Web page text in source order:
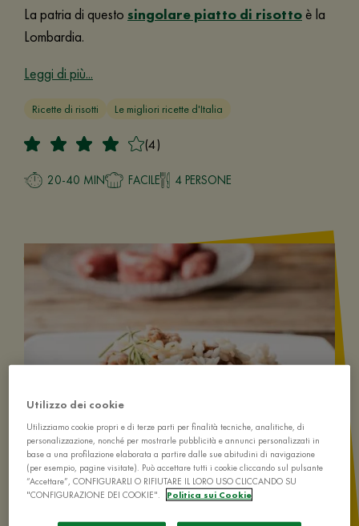
La patria di questo singolare piatto di risottoè la
Lombardia.
Leggi di più...
Ricette di risotti Le migliori ricette d'Italia
(4)
20-40 MIN FACILE 4 PERSONE
Utilizzo dei cookie
Utilizziamo cookie propri e di terze parti per finalità tecniche, analitiche, di
personalizzazione, nonché per mostrarle pubblicità e annunci personalizzati in
base a una profilazione elaborata a partire dalle sue abitudini di navigazione
(per esempio, pagine visitate). Può accettare tutti i cookie cliccando sul pulsante
“Accettare”, CONFIGURARLI O RIFIUTARE IL LORO USO CLICCANDO SU
"CONFIGURAZIONE DEI COOKIE".
Politica sui Cookie